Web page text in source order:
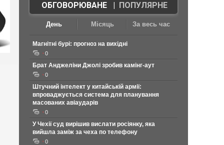
ОБГОВОРЮВАНЕ| ПОПУЛЯРНЕ
День Місяць За весь час
Магнітні бурі: прогноз на вихідні
0
Брат Анджеліни Джолі зробив камінг-аут
0
Штучний інтелект у китайській армії:
впроваджується система для планування
масованих авіаударів
0
У Чехії суд вирішив вислати росіянку, яка
вийшла заміж за чеха по телефону
0